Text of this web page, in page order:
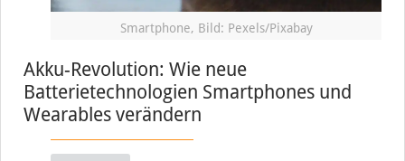
Smartphone, Bild: Pexels/Pixabay
Akku-Revolution: Wie neue
Batterietechnologien Smartphones und
Wearables verändern